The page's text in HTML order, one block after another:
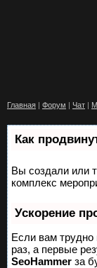
Главная | Форум | Чат |
Как
Вы создали или
комплекс
Ускорение
Если вам трудно
раз, а первые
SeoHammer за